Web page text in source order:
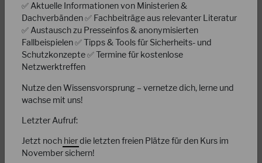
Jahr sein 40jähriges Bestehen.
✅ Aktuelle Informationen von Ministerien &
Dachverbänden ✅ Fachbeiträge aus relevanter Literatur
✅ Austausch zu Presseinfos & anonymisierten
Fallbeispielen ✅ Tipps & Tools für Sicherheits- und
Schutzkonzepte ✅ Termine für kostenlose
Netzwerktreffen
Nutze den Wissensvorsprung – vernetze dich, lerne und
wachse mit uns!
Letzter Aufruf:
Jetzt noch hierdie letzten freien Plätze für den Kurs im
November sichern!